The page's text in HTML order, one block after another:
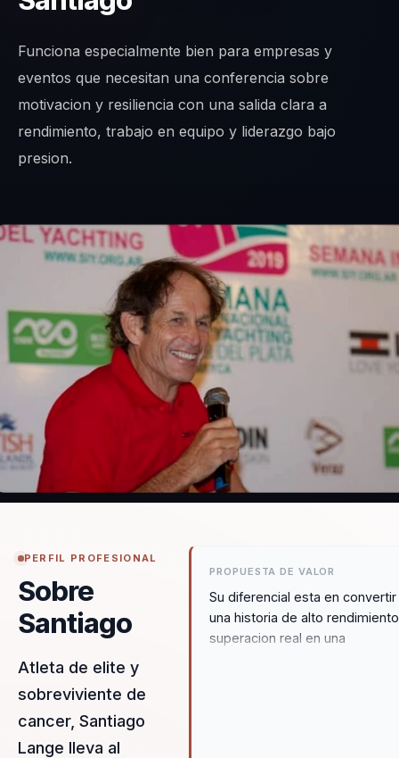
Funciona especialmente bien para empresas y
eventos que necesitan una conferencia sobre
motivacion y resiliencia con una salida clara a
rendimiento, trabajo en equipo y liderazgo bajo
presion.
PERFIL PROFESIONAL
Sobre
Santiago
Atleta de elite y
sobreviviente de
cancer, Santiago
Lange lleva al
PROPUESTA DE VALOR
Su diferencial esta en convertir
una historia de alto
superacion real en una